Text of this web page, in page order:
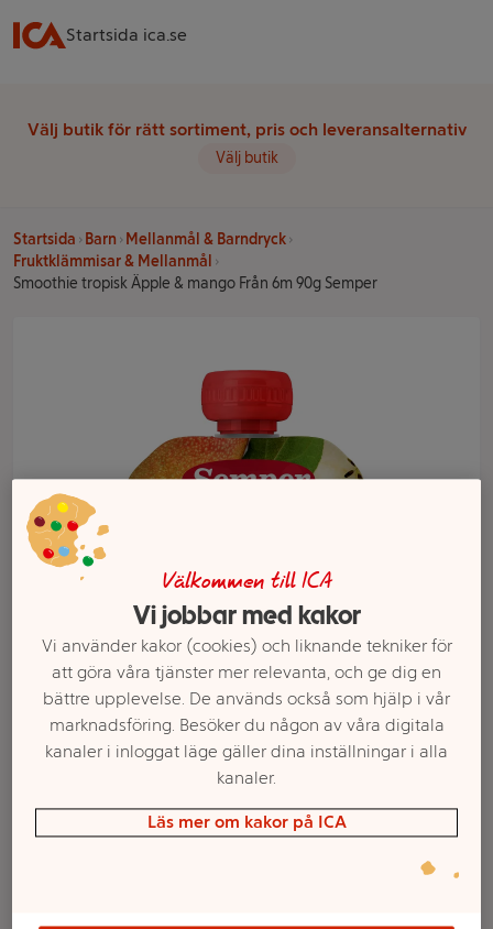
Startsida ica.se
Välj butik för rätt sortiment, pris och leveransalternativ
Välj butik
Startsida Barn
Mellanmål & Barndryck
Fruktklämmisar & Mellanmål
Smoothie tropisk Äpple & mango Från 6m 90g Semper
Välj butik och handla
Välkommen till ICA
Vi jobbar med kakor
Vi använder kakor (cookies) och liknande tekniker för
att göra våra tjänster mer relevanta, och ge dig en
bättre upplevelse. De används också som hjälp i vår
marknadsföring. Besöker du någon av våra digitala
kanaler i inloggat läge gäller dina inställningar i alla
kanaler.
Läs mer om kakor på ICA